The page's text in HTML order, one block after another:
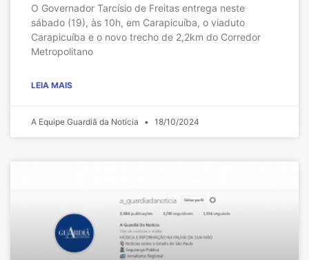
O Governador Tarcísio de Freitas entrega neste
sábado (19), às 10h, em Carapicuíba, o viaduto
Carapicuíba e o novo trecho de 2,2km do Corredor
Metropolitano
LEIA MAIS
A Equipe Guardiã da Notícia 18/10/2024